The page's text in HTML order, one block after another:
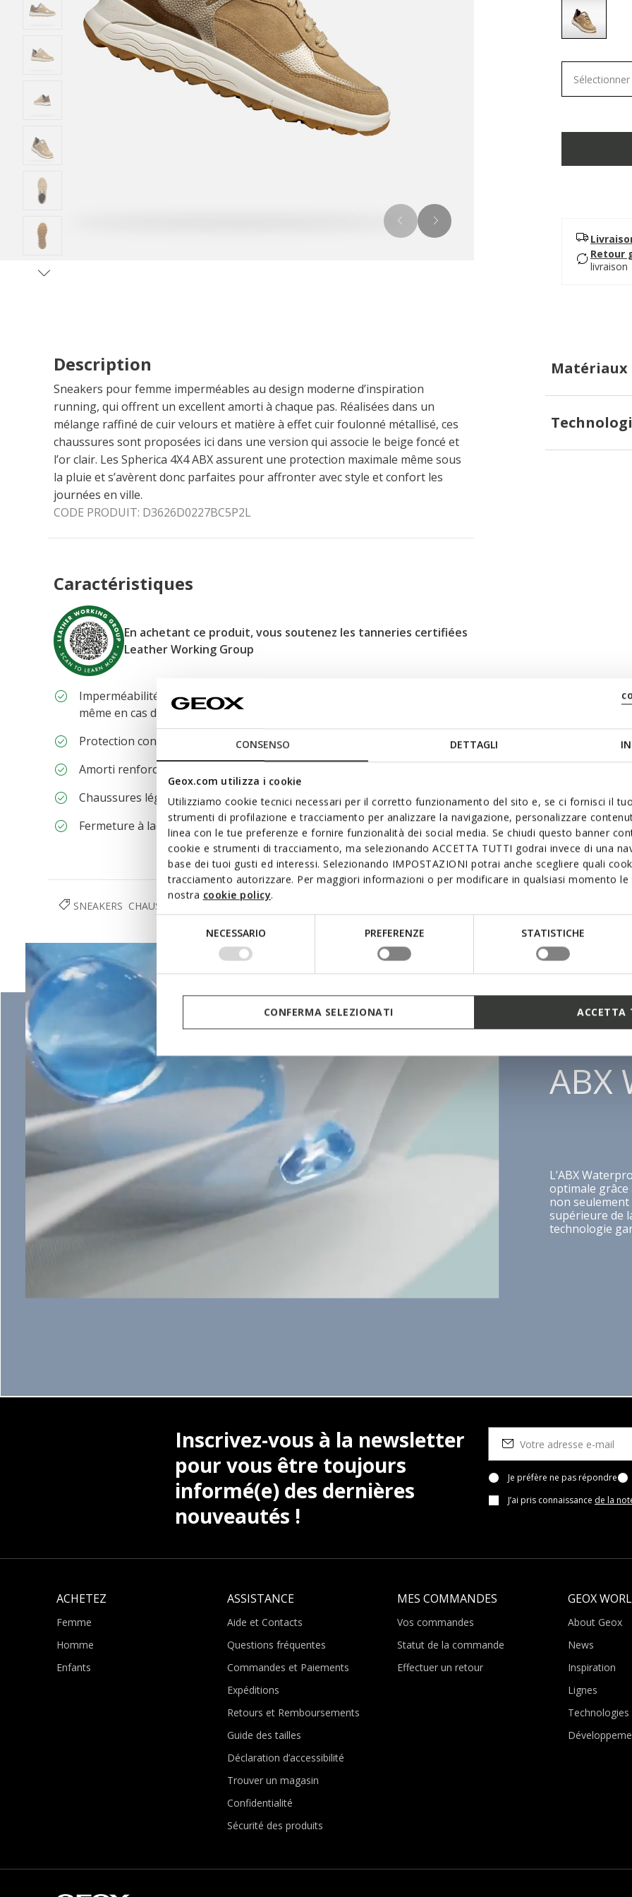
CONSENSO DETTAGLI
Geox.com utilizza i cookie
Utilizziamo cookie tecnici necessari per il corretto funzionamento del sito e, se ci fornisci il
strumenti di profilazione e tracciamento per analizzare la navigazione, personalizzare
linea con le tue preferenze e fornire funzionalità dei social media. Se chiudi questo banner
cookie e strumenti di tracciamento, ma selezionando ACCETTA TUTTI godrai invece di una
base dei tuoi gusti ed interessi. Selezionando IMPOSTAZIONI potrai anche scegliere quali
tracciamento autorizzare. Per maggiori informazioni o per modificare in qualsiasi momento
nostra cookie policy.
NECESSARIO PREFERENZE STATISTICHE
CONFERMA SELEZIONATI ACCETTA
Retour
livraison
Description
Sneakers pour femme imperméables au design moderne d’inspiration
running, qui offrent un excellent amorti à chaque pas. Réalisées dans un
mélange raffiné de cuir velours et matière à effet cuir foulonné métallisé, ces
chaussures sont proposées ici dans une version qui associe le beige foncé et
l’or clair. Les Spherica 4X4 ABX assurent une protection maximale même sous
la pluie et s’avèrent donc parfaites pour affronter avec style et confort les
journées en ville.
CODE PRODUIT: D3626D0227BC5P2L
Caractéristiques
En achetant ce produit, vous soutenez les tanneries certifiées
Leather Working Group
Imperméabilité maximale et respiration pour une protection optimale,
même en cas de forte pluie
Protection contre le froid grâce à un niveau optimal d’isolation thermique
Amorti renforcé, grâce au Système Zéro Shock
Chaussures légères
Fermeture à lacets; Semelle intérieure amovible
Matériaux
SNEAKERS CHAUSSURES
ABX
L’ABX
optimale
non
supérieure de
technologie
Inscrivez-vous à la newsletter
pour vous être toujours
informé(e) des dernières
nouveautés !
Je préfère ne pas répondre
J’ai pris connaissance de la
ACHETEZ
Femme
Homme
Enfants
ASSISTANCE
Aide et Contacts
Questions fréquentes
Commandes et Paiements
Expéditions
Retours et Remboursements
Guide des tailles
Déclaration d’accessibilité
Trouver un magasin
Confidentialité
Sécurité des produits
MES COMMANDES
Vos commandes
Statut de la commande
Effectuer un retour
GEOX
About Geox
News
Inspiration
Lignes
Technologies